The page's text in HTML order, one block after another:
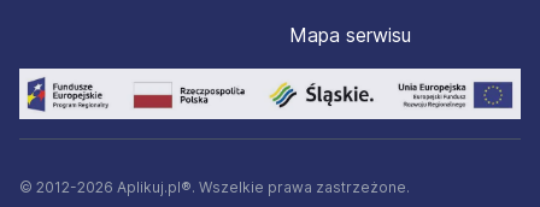
Mapa serwisu
© 2012-2026 Aplikuj.pl®. Wszelkie prawa zastrzeżone.